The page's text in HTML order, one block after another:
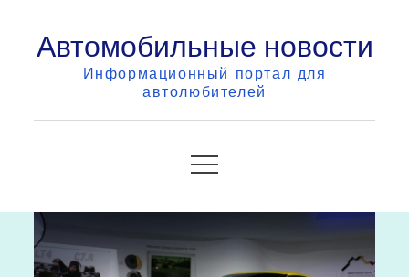
contentАвтомобильные новости
Информационный портал для
автолюбителей